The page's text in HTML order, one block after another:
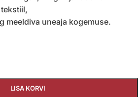
meeldiva uneaja kogemuse.
LISA KORVI